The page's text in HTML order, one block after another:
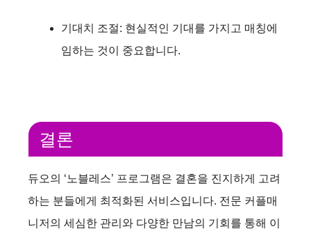
기대치 조절: 현실적인 기대를 가지고 매칭에
임하는 것이 중요합니다.
결론
듀오의 ‘노블레스’ 프로그램은 결혼을 진지하게 고려
하는 분들에게 최적화된 서비스입니다. 전문 커플매
니저의 세심한 관리와 다양한 만남의 기회를 통해 이